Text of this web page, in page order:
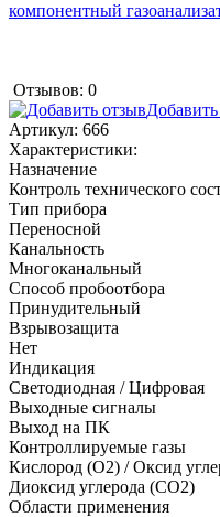
Отзывов: 0
Артикул: 666
Характеристики:
Назначение
Контроль технического
Тип прибора
Переносной
Канальность
Многоканальный
Способ пробоотбора
Принудительный
Взрывозащита
Нет
Индикация
Светодиодная / Цифровая
Выходные сигналы
Выход на ПК
Контроллируемые газы
Кислород (O2) /Оксид
Диоксид углерода (CO2)
Области применения